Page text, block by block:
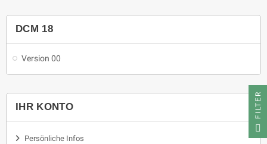
DCM 18
Version 00
IHR KONTO
Persönliche Infos
FILTER